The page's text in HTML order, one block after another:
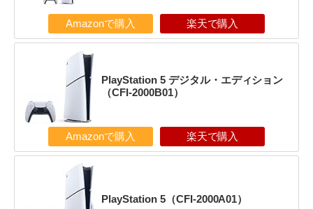
Amazonで購入 楽天で購入
PlayStation 5 デジタル・エディション
（CFI-2000B01）
Amazonで購入 楽天で購入
PlayStation 5（CFI-2000A01）